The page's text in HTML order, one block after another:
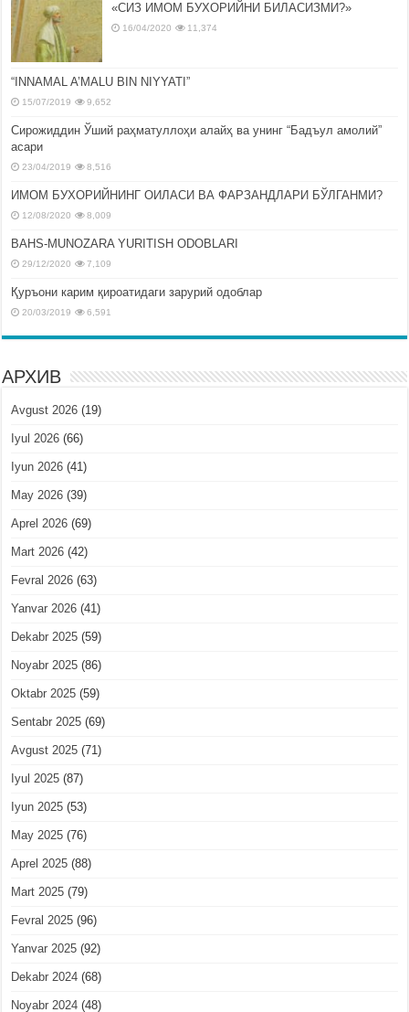
«СИЗ ИМОМ БУХОРИЙНИ БИЛАСИЗМИ?»
16/04/2020 11,374
“INNAMAL A’MALU BIN NIYYATI”
15/07/2019 9,652
Сирожиддин Ўший раҳматуллоҳи алайҳ ва унинг “Бадъул амолий”
асари
23/04/2019 8,516
ИМОМ БУХОРИЙНИНГ ОИЛАСИ ВА ФАРЗАНДЛАРИ БЎЛГАНМИ?
12/08/2020 8,009
BAHS-MUNOZARA YURITISH ODOBLARI
29/12/2020 7,109
Қуръони карим қироатидаги зарурий одоблар
20/03/2019 6,591
АРХИВ
Avgust 2026 (19)
Iyul 2026 (66)
Iyun 2026 (41)
May 2026 (39)
Aprel 2026 (69)
Mart 2026 (42)
Fevral 2026 (63)
Yanvar 2026 (41)
Dekabr 2025 (59)
Noyabr 2025 (86)
Oktabr 2025 (59)
Sentabr 2025 (69)
Avgust 2025 (71)
Iyul 2025 (87)
Iyun 2025 (53)
May 2025 (76)
Aprel 2025 (88)
Mart 2025 (79)
Fevral 2025 (96)
Yanvar 2025 (92)
Dekabr 2024 (68)
Noyabr 2024 (48)